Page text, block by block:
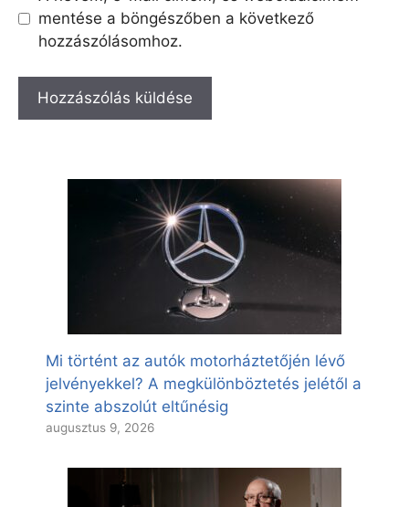
mentése a böngészőben a következő
hozzászólásomhoz.
Mi történt az autók motorháztetőjén lévő
jelvényekkel? A megkülönböztetés jelétől a
szinte abszolút eltűnésig
augusztus 9, 2026